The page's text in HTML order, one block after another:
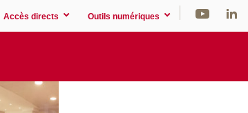
Accès directs Outils numériques